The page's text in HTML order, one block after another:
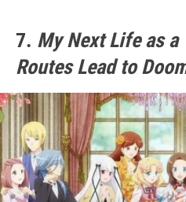
7. My Next Life as
Routes Lead to